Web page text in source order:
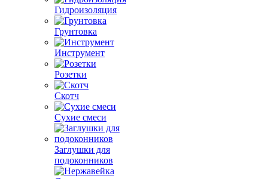
Гидроизоляция
Грунтовка
Инструмент
Розетки
Скотч
Сухие смеси
Заглушки для
подоконников